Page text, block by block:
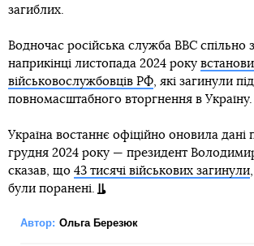
загиблих.
Водночас російська служба BBC спільно
наприкінці листопада 2024 року
військовослужбовців РФ, які загинули
повномасштабного вторгнення в Україну.
Україна востаннє офіційно оновила дані
грудня 2024 року — президент
сказав, що 43 тисячі військових загинули
були поранені.
Автор: Ольга Березюк